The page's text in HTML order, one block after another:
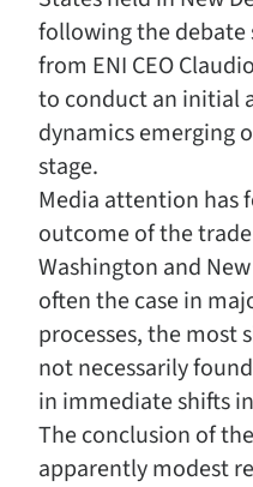
following the debate
from ENI CEO
to conduct an initial
dynamics emerging
stage.
Media attention has
outcome of the
Washington and
often the case in
processes, the most
not necessarily
in immediate shifts
The conclusion of
apparently modest